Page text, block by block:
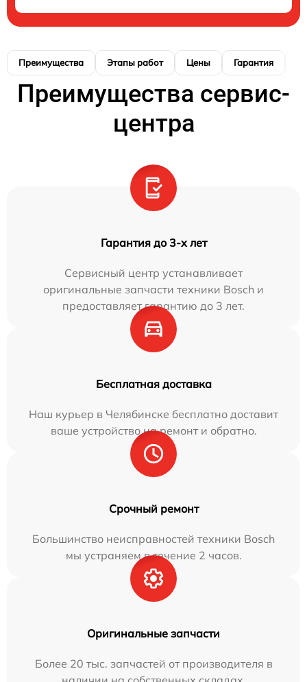
Преимущества Этапы работ Цены Гарантия
Преимущества сервис-
центра
Гарантия до 3-х лет
Сервисный центр устанавливает
оригинальные запчасти техники Bosch и
предоставляет гарантию до 3 лет.
Бесплатная доставка
Наш курьер в Челябинске бесплатно доставит
ваше устройство на ремонт и обратно.
Срочный ремонт
Большинство неисправностей техники Bosch
мы устраняем в течение 2 часов.
Оригинальные запчасти
Более 20 тыс. запчастей от производителя в